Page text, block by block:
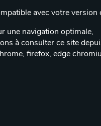
avec votre version
une navigation optimale,
à consulter ce site
firefox, edge